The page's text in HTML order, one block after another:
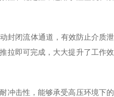
封闭流体通道，有效防止介质
拉即可完成，大大提升了工作
冲击性，能够承受高压环境下